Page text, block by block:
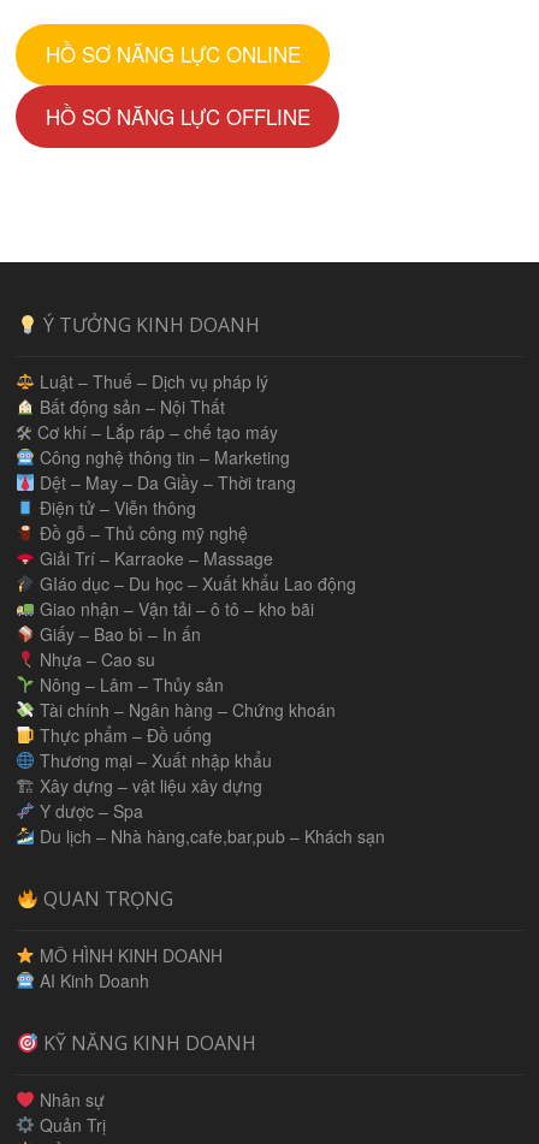
HỒ SƠ NĂNG LỰC ONLINE
HỒ SƠ NĂNG LỰC OFFLINE
Ý TƯỞNG KINH DOANH
Luật – Thuế – Dịch vụ pháp lý
Bất động sản – Nội Thất
🛠 Cơ khí – Lắp ráp – chế tạo máy
Công nghệ thông tin – Marketing
Dệt – May – Da Giầy – Thời trang
Điện tử – Viễn thông
Đồ gỗ – Thủ công mỹ nghệ
Giải Trí – Karraoke – Massage
GIáo dục – Du học – Xuất khẩu Lao động
Giao nhận – Vận tải – ô tô – kho bãi
Giấy – Bao bì – In ấn
Nhựa – Cao su
Nông – Lâm – Thủy sản
Tài chính – Ngân hàng – Chứng khoán
Thực phẩm – Đồ uống
Thương mại – Xuất nhập khẩu
🏗 Xây dựng – vật liệu xây dựng
Y dược – Spa
Du lịch – Nhà hàng,cafe,bar,pub – Khách sạn
QUAN TRỌNG
MÔ HÌNH KINH DOANH
AI Kinh Doanh
KỸ NĂNG KINH DOANH
Nhân sự
Quản Trị